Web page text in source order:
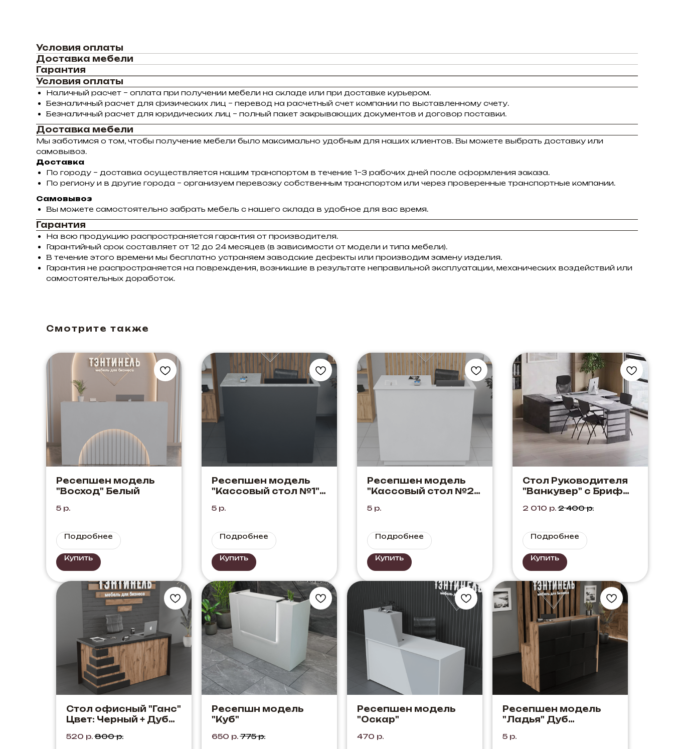
Условия оплаты
Доставка мебели
Гарантия
Условия оплаты
Наличный расчет – оплата при получении мебели на складе или при доставке курьером.
Безналичный расчет для физических лиц – перевод на расчетный счет компании по выставленному счету.
Безналичный расчет для юридических лиц – полный пакет закрывающих документов и договор поставки.
Доставка мебели
Мы заботимся о том, чтобы получение мебели было максимально удобным для наших клиентов. Вы можете выбрать доставку или
самовывоз.
Доставка
По городу – доставка осуществляется нашим транспортом в течение 1–3 рабочих дней после оформления заказа.
По региону и в другие города – организуем перевозку собственным транспортом или через проверенные транспортные компании.
Самовывоз
Вы можете самостоятельно забрать мебель с нашего склада в удобное для вас время.
Гарантия
На всю продукцию распространяется гарантия от производителя.
Гарантийный срок составляет от 12 до 24 месяцев (в зависимости от модели и типа мебели).
В течение этого времени мы бесплатно устраняем заводские дефекты или производим замену изделия.
Гарантия не распространяется на повреждения, возникшие в результате неправильной эксплуатации, механических воздействий или
самостоятельных доработок.
Смотрите также
Ресепшен модель
"Восход" Белый
5 р.
Подробнее
Купить
Ресепшен модель
"Кассовый стол №1"
5 р.
Подробнее
Купить
Ресепшен модель
"Кассовый стол №2"
5 р.
Подробнее
Купить
Стол Руководителя
"Ванкувер" с Бриф
Мрамор Каррара +
2 010 р. 2 400 р.
Подробнее
Купить
Стол офисный "Ганс"
Цвет: Черный + Дуб
офисный, с нотками
520 р. 800 р.
Ресепшн модель
"Куб"
650 р. 775 р.
Ресепшен модель
"Оскар"
470 р.
Ресепшен модель
"Ладья" Дуб
5 р.